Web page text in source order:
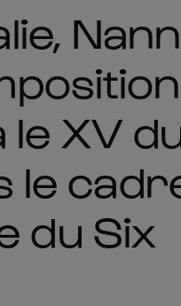
XV
le
du Six